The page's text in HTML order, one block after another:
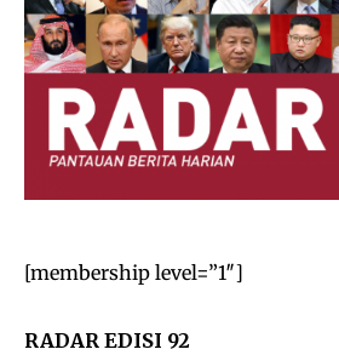
[membership level=”1″]
RADAR EDISI 92